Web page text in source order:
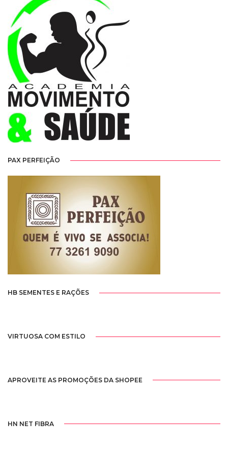
PAX PERFEIÇÃO
HB SEMENTES E RAÇÕES
VIRTUOSA COM ESTILO
APROVEITE AS PROMOÇÕES DA SHOPEE
HN NET FIBRA